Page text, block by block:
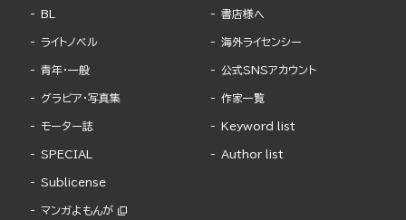
BL
ライトノベル
青年・一般
グラビア・写真集
モーター誌
SPECIAL
Sublicense
マンガよもんが
書店様へ
海外ライセンシー
公式SNSアカウント
作家一覧
Keyword list
Author list